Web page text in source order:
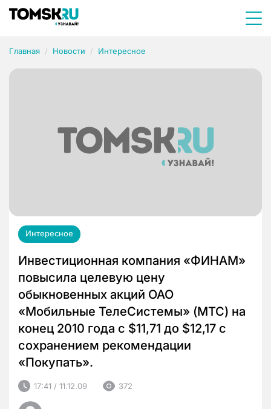
Главная Новости Интересное
Интересное
Инвестиционная компания «ФИНАМ»
повысила целевую цену
обыкновенных акций ОАО
«Мобильные ТелеСистемы» (МТС) на
конец 2010 года с $11,71 до $12,17 с
сохранением рекомендации
«Покупать».
17:41 / 11.12.09 372